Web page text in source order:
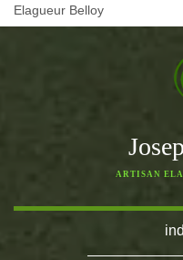
Elagueur Belloy
ARTISAN